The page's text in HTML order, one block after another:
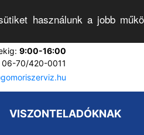
használunk a jobb
9:00-16:00
06-70/420-0011
VISZONTELADÓKNAK